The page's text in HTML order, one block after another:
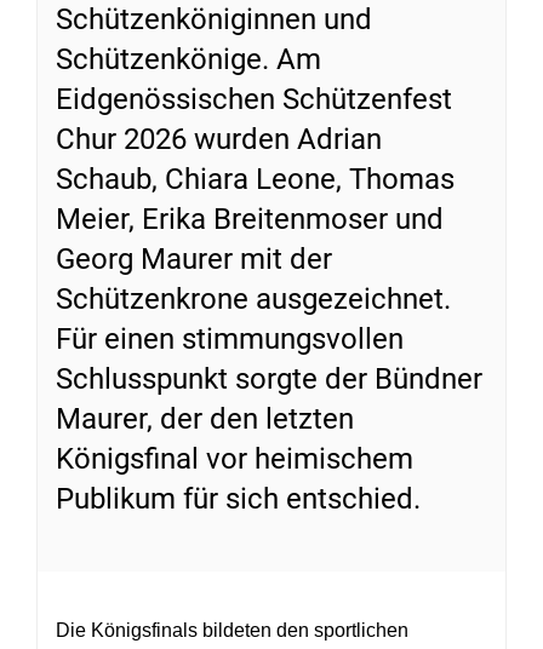
Schützenköniginnen und
Schützenkönige. Am
Eidgenössischen Schützenfest
Chur 2026 wurden Adrian
Schaub, Chiara Leone, Thomas
Meier, Erika Breitenmoser und
Georg Maurer mit der
Schützenkrone ausgezeichnet.
Für einen stimmungsvollen
Schlusspunkt sorgte der Bündner
Maurer, der den letzten
Königsfinal vor heimischem
Publikum für sich entschied.
Die Königsfinals bildeten den sportlichen